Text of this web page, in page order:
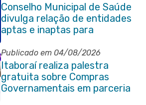
Conselho Municipal de Saúde
divulga relação de entidades
aptas e inaptas para
processo eleitoral do
quadriênio 2026-2030
Publicado em 04/08/2026
Itaboraí realiza palestra
gratuita sobre Compras
Governamentais em parceria